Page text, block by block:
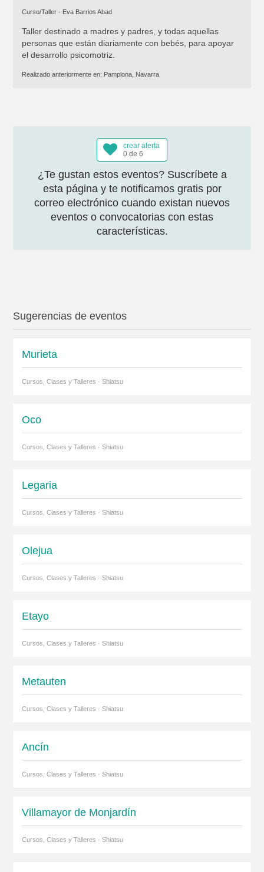
Curso/Taller · Eva Barrios Abad
Taller destinado a madres y padres, y todas aquellas
personas que están diariamente con bebés, para apoyar
el desarrollo psicomotriz.
Realizado anteriormente en: Pamplona, Navarra
crear alerta
0 de 6
¿Te gustan estos eventos? Suscríbete a
esta página y te notificamos gratis por
correo electrónico cuando existan nuevos
eventos o convocatorias con estas
características.
Sugerencias de eventos
Murieta
Cursos, Clases y Talleres · Shiatsu
Oco
Cursos, Clases y Talleres · Shiatsu
Legaria
Cursos, Clases y Talleres · Shiatsu
Olejua
Cursos, Clases y Talleres · Shiatsu
Etayo
Cursos, Clases y Talleres · Shiatsu
Metauten
Cursos, Clases y Talleres · Shiatsu
Ancín
Cursos, Clases y Talleres · Shiatsu
Villamayor de Monjardín
Cursos, Clases y Talleres · Shiatsu